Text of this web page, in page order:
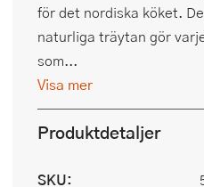
för det nordiska köket.
naturliga träytan gör
som...
Visa mer
Produktdetaljer
SKU: